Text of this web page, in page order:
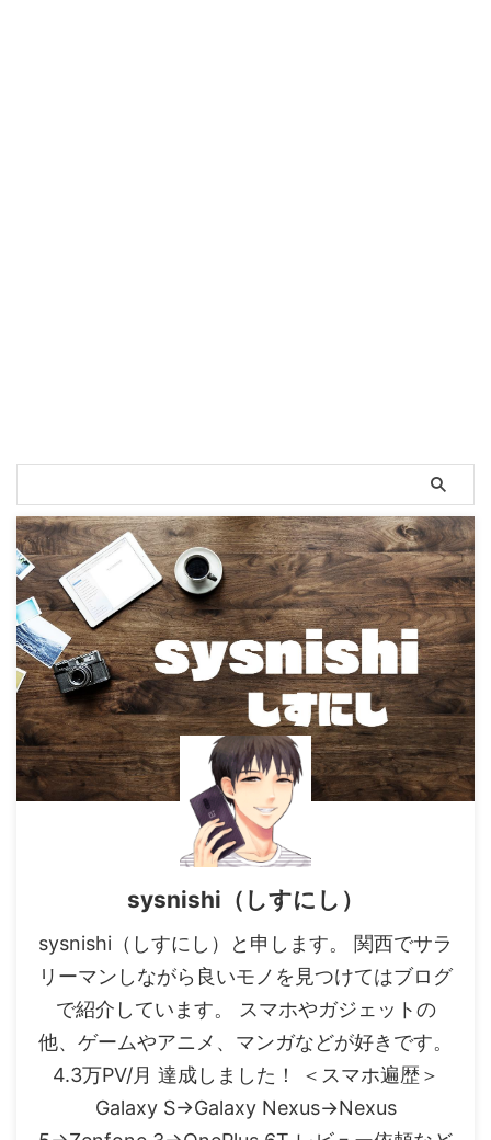
sysnishi（しすにし）
sysnishi（しすにし）と申します。 関西でサラ
リーマンしながら良いモノを見つけてはブログ
で紹介しています。 スマホやガジェットの
他、ゲームやアニメ、マンガなどが好きです。
4.3万PV/月 達成しました！ ＜スマホ遍歴＞
Galaxy S→Galaxy Nexus→Nexus